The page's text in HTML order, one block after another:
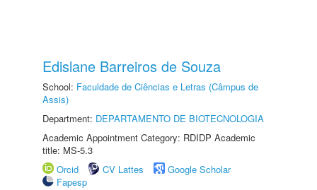
Edislane Barreiros de Souza
School: Faculdade de Ciências e Letras (Câmpus de
Assis)
Department: DEPARTAMENTO DE BIOTECNOLOGIA
Academic Appointment Category: RDIDP Academic
title: MS-5.3
Orcid
CV Lattes
Google Scholar
Fapesp